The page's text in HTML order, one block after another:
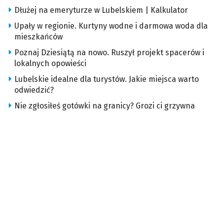
Dłużej na emeryturze w Lubelskiem | Kalkulator
Upały w regionie. Kurtyny wodne i darmowa woda dla
mieszkańców
Poznaj Dziesiątą na nowo. Ruszył projekt spacerów i
lokalnych opowieści
Lubelskie idealne dla turystów. Jakie miejsca warto
odwiedzić?
Nie zgłosiłeś gotówki na granicy? Grozi ci grzywna